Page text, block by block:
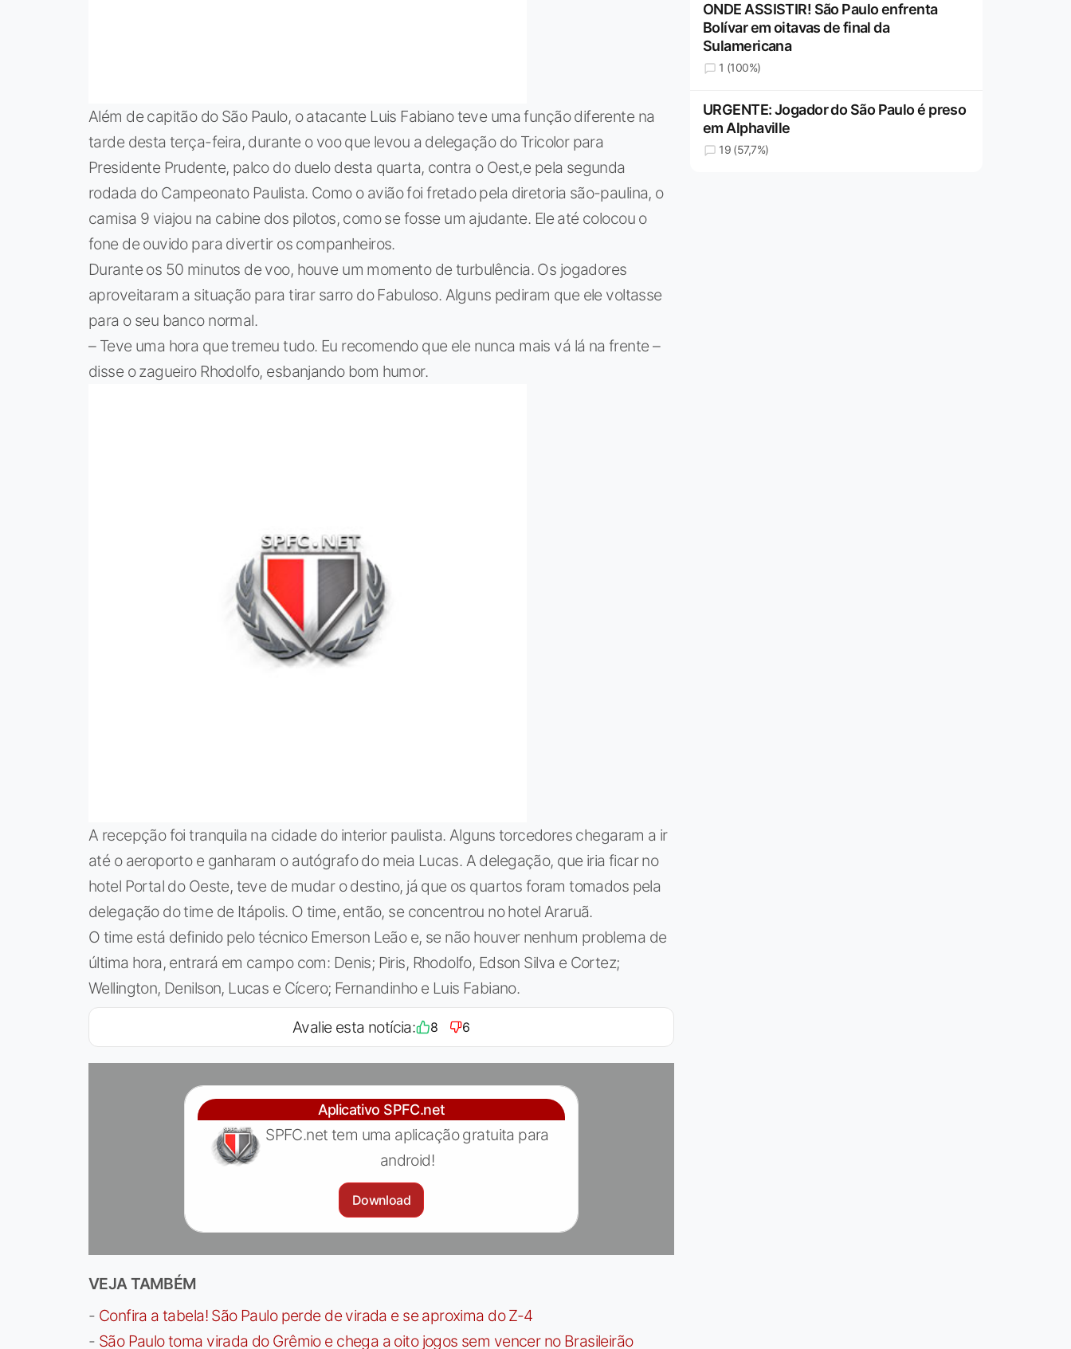
Além de capitão do São Paulo, o atacante Luis Fabiano teve uma função diferente na
tarde desta terça-feira, durante o voo que levou a delegação do Tricolor para
Presidente Prudente, palco do duelo desta quarta, contra o Oest,e pela segunda
rodada do Campeonato Paulista. Como o avião foi fretado pela diretoria são-paulina, o
camisa 9 viajou na cabine dos pilotos, como se fosse um ajudante. Ele até colocou o
fone de ouvido para divertir os companheiros.
Durante os 50 minutos de voo, houve um momento de turbulência. Os jogadores
aproveitaram a situação para tirar sarro do Fabuloso. Alguns pediram que ele voltasse
para o seu banco normal.
– Teve uma hora que tremeu tudo. Eu recomendo que ele nunca mais vá lá na frente –
disse o zagueiro Rhodolfo, esbanjando bom humor.
A recepção foi tranquila na cidade do interior paulista. Alguns torcedores chegaram a ir
até o aeroporto e ganharam o autógrafo do meia Lucas. A delegação, que iria ficar no
hotel Portal do Oeste, teve de mudar o destino, já que os quartos foram tomados pela
delegação do time de Itápolis. O time, então, se concentrou no hotel Araruã.
O time está definido pelo técnico Emerson Leão e, se não houver nenhum problema de
última hora, entrará em campo com: Denis; Piris, Rhodolfo, Edson Silva e Cortez;
Wellington, Denilson, Lucas e Cícero; Fernandinho e Luis Fabiano.
Avalie esta notícia: 8 6
Aplicativo SPFC.net
SPFC.net tem uma aplicação gratuita para
android!
Download
VEJA TAMBÉM
- Confira a tabela! São Paulo perde de virada e se aproxima do Z-4
- São Paulo toma virada do Grêmio e chega a oito jogos sem vencer no Brasileirão
ONDE ASSISTIR! São Paulo enfrenta
Bolívar em oitavas de final da
Sulamericana
1 (100%)
URGENTE: Jogador do São Paulo é preso
em Alphaville
19 (57,7%)